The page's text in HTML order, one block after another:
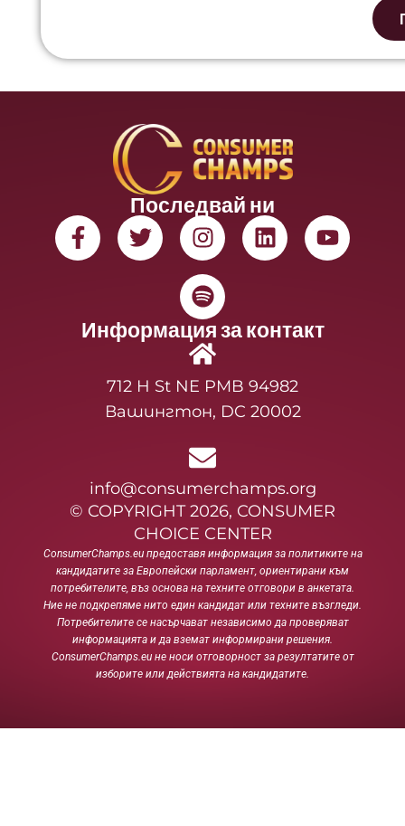
Последвай ни
Информация за контакт
712 H St NE PMB 94982
Вашингтон, DC 20002
info@consumerchamps.org
© COPYRIGHT 2026, CONSUMER
CHOICE CENTER
ConsumerChamps.eu предоставя информация за политиките на
кандидатите за Европейски парламент, ориентирани към
потребителите, въз основа на техните отговори в анкетата.
Ние не подкрепяме нито един кандидат или техните възгледи.
Потребителите се насърчават независимо да проверяват
информацията и да вземат информирани решения.
ConsumerChamps.eu не носи отговорност за резултатите от
изборите или действията на кандидатите.